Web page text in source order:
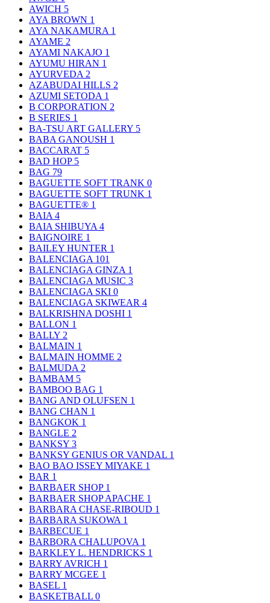
AWICH 5
AYA BROWN 1
AYA NAKAMURA 1
AYAME 2
AYAMI NAKAJO 1
AYUMU HIRAN 1
AYURVEDA 2
AZABUDAI HILLS 2
AZUMI SETODA 1
B CORPORATION 2
B SERIES 1
BA-TSU ART GALLERY 5
BABA GANOUSH 1
BACCARAT 5
BAD HOP 5
BAG 79
BAGUETTE SOFT TRANK 0
BAGUETTE SOFT TRUNK 1
BAGUETTE® 1
BAIA 4
BAIA SHIBUYA 4
BAIGNOIRE 1
BAILEY HUNTER 1
BALENCIAGA 101
BALENCIAGA GINZA 1
BALENCIAGA MUSIC 3
BALENCIAGA SKI 0
BALENCIAGA SKIWEAR 4
BALKRISHNA DOSHI 1
BALLON 1
BALLY 2
BALMAIN 1
BALMAIN HOMME 2
BALMUDA 2
BAMBAM 5
BAMBOO BAG 1
BANG AND OLUFSEN 1
BANG CHAN 1
BANGKOK 1
BANGLE 2
BANKSY 3
BANKSY GENIUS OR VANDAL 1
BAO BAO ISSEY MIYAKE 1
BAR 1
BARBAER SHOP 1
BARBAER SHOP APACHE 1
BARBARA CHASE-RIBOUD 1
BARBARA SUKOWA 1
BARBECUE 1
BARBORA CHALUPOVA 1
BARKLEY L. HENDRICKS 1
BARRY AVRICH 1
BARRY MCGEE 1
BASEL 1
BASKETBALL 0